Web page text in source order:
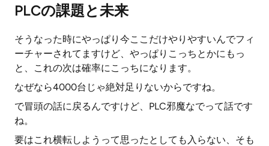
PLCの課題と未来
そうなった時にやっぱり今ここだけやりやすいんでフィ
ーチャーされてますけど、やっぱりこっちとかにもっ
と、これの次は確率にこっちになります。
なぜなら4000台じゃ絶対足りないからですね。
で冒頭の話に戻るんですけど、PLC邪魔なでって話です
ね。
要はこれ横転しようって思ったとしても入らない、そも